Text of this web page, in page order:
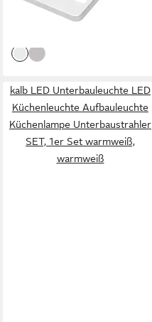
24,90 € 29,90 €
kalb LED Unterbauleuchte LED
Küchenleuchte Aufbauleuchte
Küchenlampe Unterbaustrahler
SET, 1er Set warmweiß,
warmweiß